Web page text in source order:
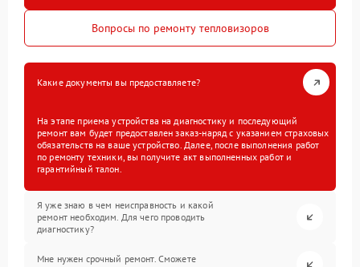
Вопросы по ремонту тепловизоров
Какие документы вы предоставляете?
На этапе приема устройства на диагностику и последующий
ремонт вам будет предоставлен заказ-наряд с указанием страховых
обязательств на ваше устройство. Далее, после выполнения работ
по ремонту техники, вы получите акт выполненных работ и
гарантийный талон.
Я уже знаю в чем неисправность и какой
ремонт необходим. Для чего проводить
диагностику?
Мне нужен срочный ремонт. Сможете